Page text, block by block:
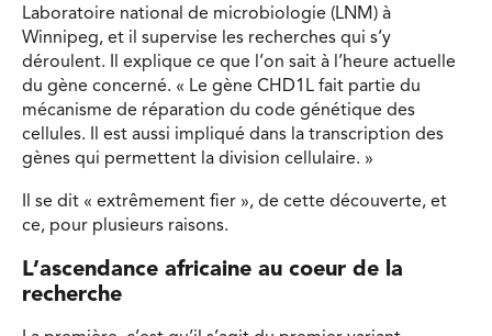
Laboratoire national de microbiologie (LNM) à
Winnipeg, et il supervise les recherches qui s’y
déroulent. Il explique ce que l’on sait à l’heure actuelle
du gène concerné. « Le gène CHD1L fait partie du
mécanisme de réparation du code génétique des
cellules. Il est aussi impliqué dans la transcription des
gènes qui permettent la division cellulaire. »
Il se dit « extrêmement fier », de cette découverte, et
ce, pour plusieurs raisons.
L’ascendance africaine au coeur de la
recherche